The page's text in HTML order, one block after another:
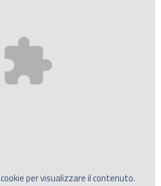
cookie per visualizzare il contenuto.